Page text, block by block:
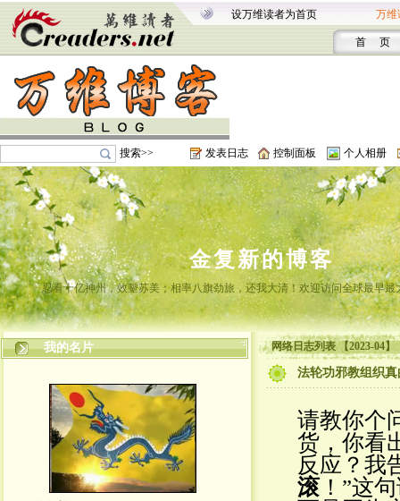
设万维读者为首页 万维
首 页
搜索>> 发表日志 控制面板 个人相册
金复新的博客
忍看十亿神州，效颦苏美；相率八旗劲旅，还我大清！欢迎访问全球最早最
我的名片 网络日志列表 【2023-04】
法轮功邪教组织
请教你个
货，你看
反应？我
滚！”这